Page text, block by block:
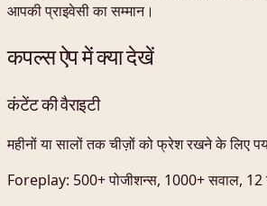
आपकी प्राइवेसी का सम्मान।
कपल्स ऐप में क्या देखें
कंटेंट की वैराइटी
महीनों या सालों तक चीज़ों को फ्रेश रखने के लिए
Foreplay: 500+ पोजीशन्स, 1000+ सवाल, 12